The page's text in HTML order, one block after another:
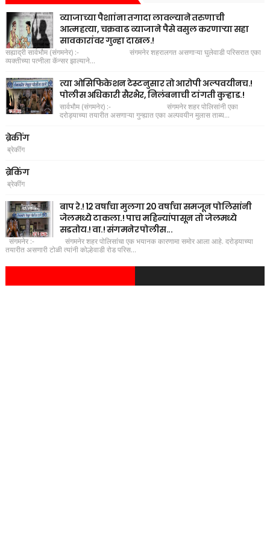
व्याजाच्या पैशाांना तगादा लावल्याने तरुणाची
आत्महत्या, चक्रवाढ व्याजाने पैसे वसुल करणाऱ्या सहा
सावकारांवर गुन्हा दाखल.!
सह्याद्री सार्वभौम (संगमनेर) :- संगमनेर शहरालगत असणाऱ्या घुलेवाडी परिसरात एका
व्यक्तीच्या पत्नीला कॅन्सर झाल्याने...
त्या ओसिफिकेशन टेस्टनुसार तो आरोपी अल्पवयीनच.!
पोलीस अधिकारी सैरभैर, निलंबनाची टांगती कुऱ्हाड.!
सार्वभौम (संगमनेर) :- संगमनेर शहर पोलिसांनी एका
दरोड्याच्या तयारीत असणाऱ्या गुन्ह्यात एका अल्पवयीन मुलास ताब्य...
ब्रेकींग
ब्रेकींग
ब्रेकिंग
ब्रेकींग
बाप रे.! 12 वर्षाचा मुलगा 20 वर्षाचा समजून पोलिसांनी
जेलमध्ये टाकला.! पाच महिन्यांपासून तो जेलमध्ये
सडतोय.! वा.! संगमनेर पोलीस...
संगमनेर :- संगमनेर शहर पोलिसांचा एक भयानक कारणामा समोर आला आहे. दरोड्याच्या
तयारीत असणारी टोळी त्यांनी कोल्हेवाडी रोड परिस...